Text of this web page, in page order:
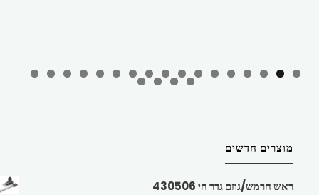
מוצרים חדשים
ראש חרמש/גוזם גדר חי 430506